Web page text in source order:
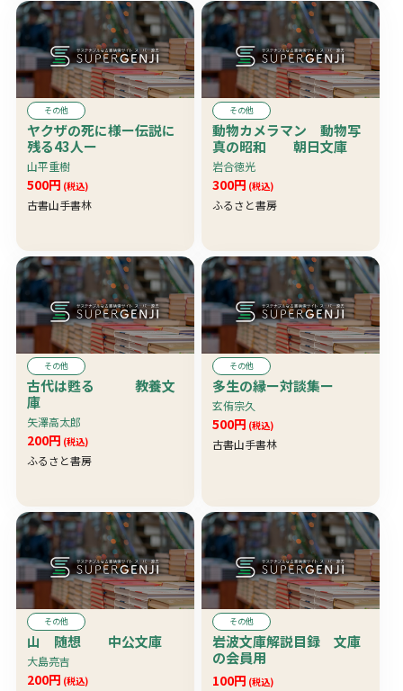
その他
ヤクザの死に様ー伝説に
残る43人ー
山平重樹
500円 (税込)
古書山手書林
その他
動物カメラマン 動物写
真の昭和 朝日文庫
岩合徳光
300円 (税込)
ふるさと書房
その他
古代は甦る 教養文
庫
矢澤高太郎
200円 (税込)
ふるさと書房
その他
多生の縁ー対談集ー
玄侑宗久
500円 (税込)
古書山手書林
その他
山 随想 中公文庫
大島亮吉
200円 (税込)
その他
岩波文庫解説目録 文庫
の会員用
100円 (税込)